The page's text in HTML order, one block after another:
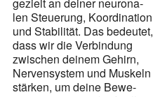
gezielt an dei­ner neu­ro­na­
len Steue­rung, Koor­di­na­ti­on
und Sta­bi­li­tät. Das bedeu­tet,
dass wir die Ver­bin­dung
zwi­schen dei­nem Gehirn,
Ner­ven­sys­tem und Mus­keln
stär­ken, um dei­ne Bewe­